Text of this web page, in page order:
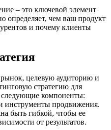
– это ключевой элемент
определяет, чем ваш продукт
и почему клиенты
целевую аудиторию и
стратегию для
компоненты:
инструменты продвижения.
быть гибкой, чтобы ее
от результатов.